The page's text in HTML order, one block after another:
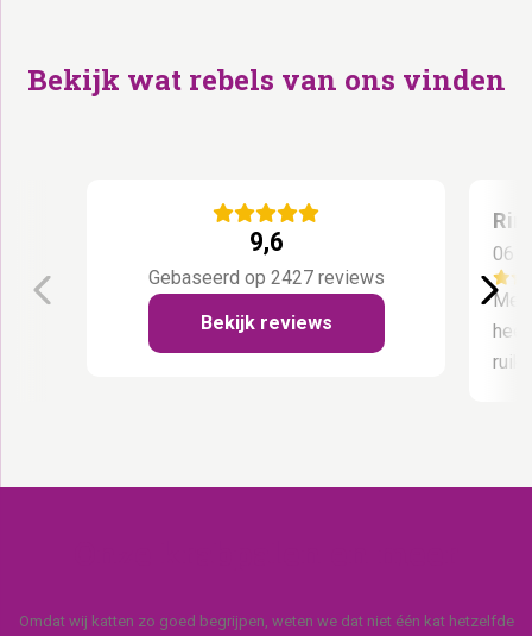
Bekijk wat rebels van ons vinden
9,6
Gebaseerd op 2427 reviews
Bekijk reviews
06
Met
ruik
Omdat wij katten zo goed begrijpen, weten we dat niet één kat hetzelfde